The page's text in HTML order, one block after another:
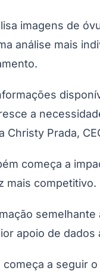
imagens de
análise mais
a
Prada,
começa a
mais competitivo.
apoio de
a seguir